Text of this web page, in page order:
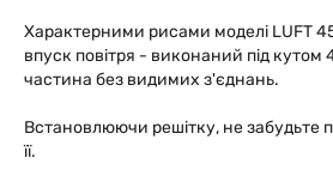
Характерними рисами моделі LUFT
впуск повітря - виконаний під кутом
частина без видимих з'єднань.
Встановлюючи решітку, не забудьте
її.